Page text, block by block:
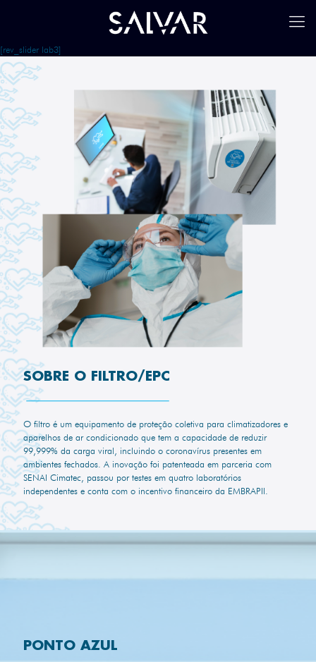
[rev_slider lab3]
SOBRE O FILTRO/EPC
O filtro é um equipamento de proteção coletiva para climatizadores e
aparelhos de ar condicionado que tem a capacidade de reduzir
99,999% da carga viral, incluindo o coronavírus presentes em
ambientes fechados. A inovação foi patenteada em parceria com
SENAI Cimatec, passou por testes em quatro laboratórios
independentes e conta com o incentivo financeiro da EMBRAPII.
PONTO AZUL